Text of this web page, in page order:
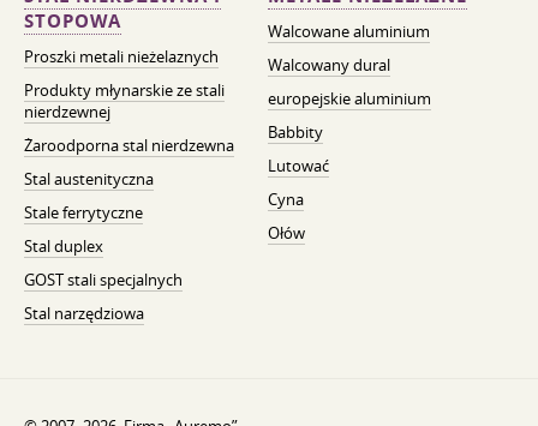
STOPOWA
Proszki metali nieżelaznych
Produkty młynarskie ze stali
nierdzewnej
Żaroodporna stal nierdzewna
Stal austenityczna
Stale ferrytyczne
Stal duplex
GOST stali specjalnych
Stal narzędziowa
Walcowane aluminium
Walcowany dural
europejskie aluminium
Babbity
Lutować
Cyna
Ołów